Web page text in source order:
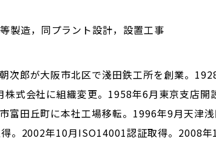
製造，同プラント設計，設置工事
次郎が大阪市北区で淺田鉄工所を創業。
式会社に組織変更。1958年6月東京支店開
富田丘町に本社工場移転。1996年9月天津
。2002年10月ISO14001認証取得。2008